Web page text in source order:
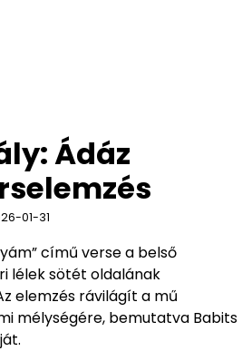
Ádáz
01-31
című verse a belső
lélek sötét oldalának
elemzés rávilágít a mű
mélységére, bemutatva Babits